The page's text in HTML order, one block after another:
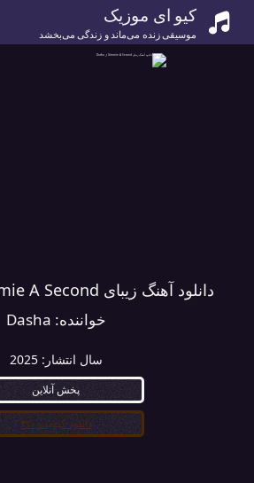
کیو ای موزیک
موسیقی زنده می‌ماند و زندگی می‌بخشد
دانلود آهنگ زیبای Gimmie A Second از Dasha
خواننده: Dasha
سال انتشار:2025
پخش آنلاین
دانلود کیفیت ۳۲۰